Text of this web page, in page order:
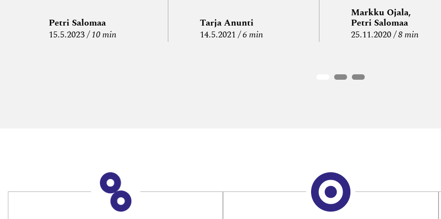
edelleen­
veloitus ja
Petri Salomaa
15.5.2023 10 min
Tarja Anunti
14.5.2021
6 min
Markku Ojala,
Petri Salomaa
25.11.2020 8 min